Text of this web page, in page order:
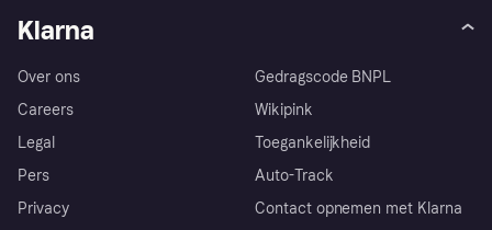
Klarna
Over ons
Careers
Legal
Pers
Privacy
Gedragscode BNPL
Wikipink
Toegankelijkheid
Auto-Track
Contact opnemen met Klarna